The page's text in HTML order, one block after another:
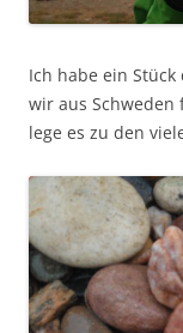
Ich habe ein
wir aus
lege es zu den